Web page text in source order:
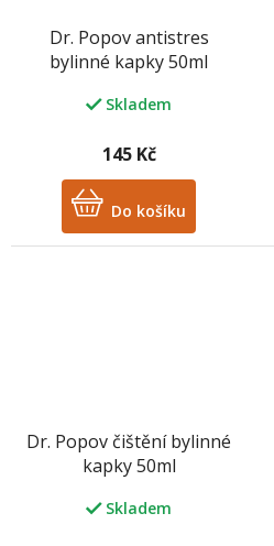
Dr. Popov antistres
bylinné kapky 50ml
Skladem
145 Kč
Do košíku
Dr. Popov čištění bylinné
kapky 50ml
Skladem